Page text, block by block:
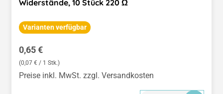
Widerstände, 10 Stück 220 Ω
Varianten verfügbar
Regulärer Preis:
0,65 €
(0,07 € / 1 Stk.)
Preise inkl. MwSt. zzgl. Versandkosten